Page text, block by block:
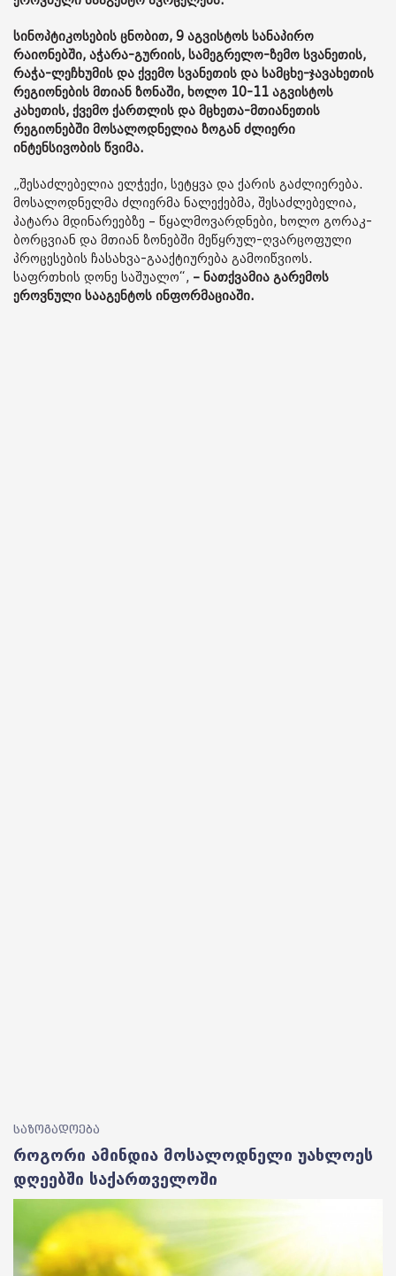
სინოპტიკოსების ცნობით, 9 აგვისტოს სანაპირო
რაიონებში, აჭარა-გურიის, სამეგრელო-ზემო სვანეთის,
რაჭა-ლეჩხუმის და ქვემო სვანეთის და სამცხე-ჯავახეთის
რეგიონების მთიან ზონაში, ხოლო 10-11 აგვისტოს
კახეთის, ქვემო ქართლის და მცხეთა-მთიანეთის
რეგიონებში მოსალოდნელია ზოგან ძლიერი
ინტენსივობის წვიმა.
„შესაძლებელია ელჭექი, სეტყვა და ქარის გაძლიერება.
მოსალოდნელმა ძლიერმა ნალექებმა, შესაძლებელია,
პატარა მდინარეებზე – წყალმოვარდნები, ხოლო გორაკ-
ბორცვიან და მთიან ზონებში მეწყრულ-ღვარცოფული
პროცესების ჩასახვა-გააქტიურება გამოიწვიოს.
საფრთხის დონე საშუალო“, – ნათქვამია გარემოს
ეროვნული სააგენტოს ინფორმაციაში.
საზოგადოება
როგორი ამინდია მოსალოდნელი უახლოეს
დღეებში საქართველოში